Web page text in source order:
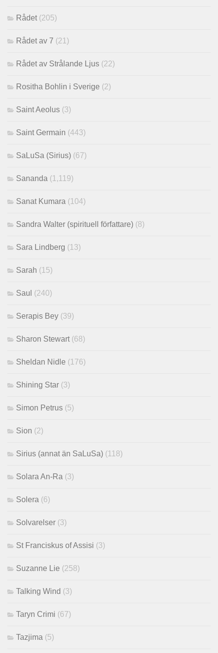
Rådet (205)
Rådet av 7 (21)
Rådet av Strålande Ljus (22)
Rositha Bohlin i Sverige (2)
Saint Aeolus (3)
Saint Germain (443)
SaLuSa (Sirius) (67)
Sananda (1,119)
Sanat Kumara (104)
Sandra Walter (spirituell författare) (8)
Sara Lindberg (13)
Sarah (15)
Saul (240)
Serapis Bey (39)
Sharon Stewart (68)
Sheldan Nidle (176)
Shining Star (3)
Simon Petrus (5)
Sion (2)
Sirius (annat än SaLuSa) (118)
Solara An-Ra (3)
Solera (6)
Solvarelser (3)
St Franciskus of Assisi (3)
Suzanne Lie (258)
Talking Wind (3)
Taryn Crimi (67)
Tazjima (5)